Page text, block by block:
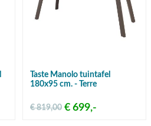
Taste Manolo tuintafel
180x95 cm. - Terre
€ 699,-
€ 819,00